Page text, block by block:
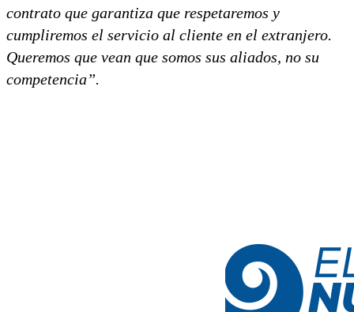
contrato que garantiza que respetaremos y
cumpliremos el servicio al cliente en el extranjero.
Queremos que vean que somos sus aliados, no su
competencia”.